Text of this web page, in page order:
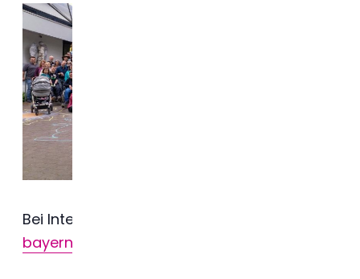
Bei Interesse bitte Anmeldung an
bayern@arthrogryposis.de